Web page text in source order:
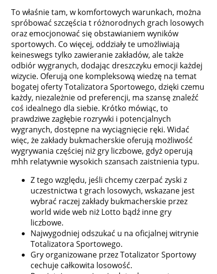
To właśnie tam, w komfortowych warunkach, można
spróbować szczęścia t różnorodnych grach losowych
oraz emocjonować się obstawianiem wyników
sportowych. Co więcej, oddziały te umożliwiają
keineswegs tylko zawieranie zakładów, ale także
odbiór wygranych, dodając dreszczyku emocji każdej
wizycie. Oferują one kompleksową wiedzę na temat
bogatej oferty Totalizatora Sportowego, dzięki czemu
każdy, niezależnie od preferencji, ma szansę znaleźć
coś idealnego dla siebie. Krótko mówiąc, to
prawdziwe zagłębie rozrywki i potencjalnych
wygranych, dostępne na wyciągnięcie ręki. Widać
więc, że zakłady bukmacherskie oferują możliwość
wygrywania częściej niż gry liczbowe, gdyż operują
mhh relatywnie wysokich szansach zaistnienia typu.
Z tego względu, jeśli chcemy czerpać zyski z
uczestnictwa t grach losowych, wskazane jest
wybrać raczej zakłady bukmacherskie przez
world wide web niż Lotto bądź inne gry
liczbowe.
Najwygodniej odszukać u na oficjalnej witrynie
Totalizatora Sportowego.
Gry organizowane przez Totalizator Sportowy
cechuje całkowita losowość.